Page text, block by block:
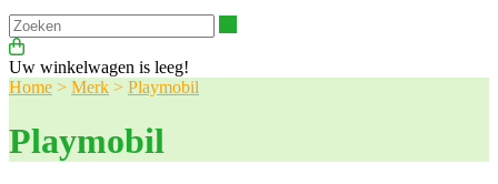
Uw winkelwagen is leeg!
Home > Merk > Playmobil
Playmobil